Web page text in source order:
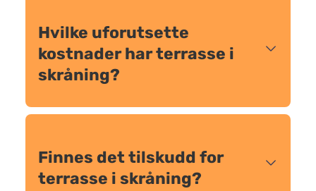
Hvilke uforutsette
kostnader har terrasse i
skråning?
Finnes det tilskudd for
terrasse i skråning?